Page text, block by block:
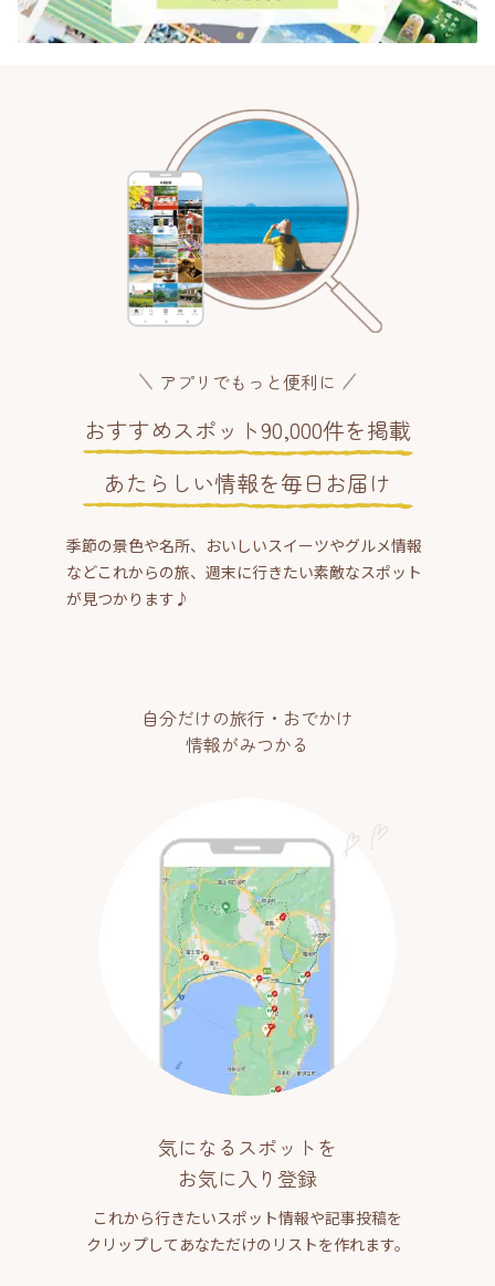
アプリでもっと便利に
おすすめスポット90,000件を掲載
あたらしい情報を毎日お届け
季節の景色や名所、おいしいスイーツやグルメ情報
などこれからの旅、週末に行きたい素敵なスポット
が見つかります♪
自分だけの旅行・おでかけ
情報がみつかる
気になるスポットを
お気に入り登録
これから行きたいスポット情報や記事投稿を
クリップしてあなただけのリストを作れます。